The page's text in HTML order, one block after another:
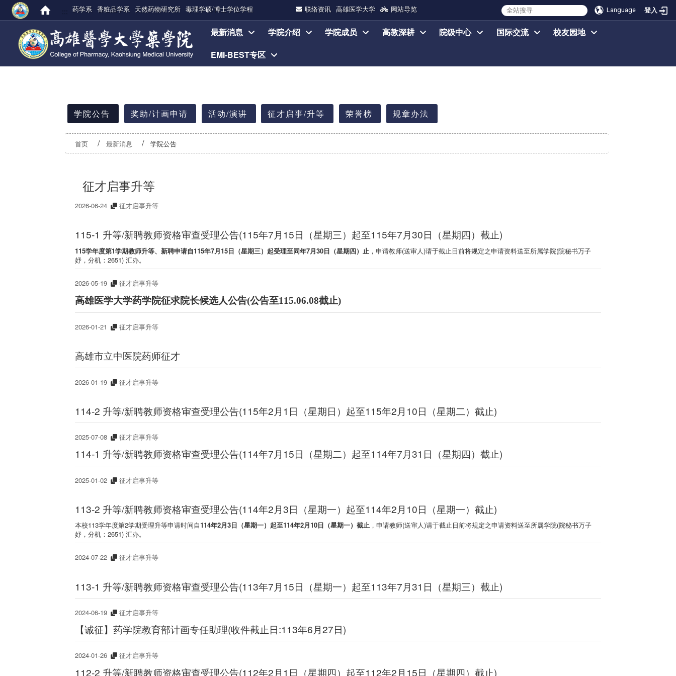
Language 登入
药学系 香粧品学系 天然药物研究所 毒理学硕/博士学位学程 联络资讯 高雄医学大学 网站导览
最新消息 学院介绍 学院成员 高教深耕 院级中心 国际交流
校友园地
EMI-BEST专区
学院公告
奖助/计画申请 活动/演讲 征才启事/升等 荣誉榜 规章办法
首页 最新消息 学院公告
征才启事升等
2026-06-24 征才启事升等
115-1 升等/新聘教师资格审查受理公告(115年7月15日（星期三）起至115年7月30日（星期四）截止)
115学年度第1学期教师升等、新聘申请自115年7月15日（星期三）起受理至同年7月30日（星期四） 止 ，申请教师(送审人)请于截止日前将规定之申请资料送至所属学院(院秘书万子
妤，分机：2651) 汇办。
2026-05-19 征才启事升等
高雄医学大学药学院征求院长候选人公告(公告至115.06.08截止)
2026-01-21 征才启事升等
高雄市立中医院药师征才
2026-01-19 征才启事升等
114-2 升等/新聘教师资格审查受理公告(115年2月1日（星期日）起至115年2月10日（星期二）截止)
2025-07-08 征才启事升等
114-1 升等/新聘教师资格审查受理公告(114年7月15日（星期二）起至114年7月31日（星期四）截止)
2025-01-02 征才启事升等
113-2 升等/新聘教师资格审查受理公告(114年2月3日（星期一）起至114年2月10日（星期一）截止)
本校113学年度第2学期受理升等申请时间自114年2月3日（星期一）起至114年2月10日（星期一）截止 ，申请教师(送审人)请于截止日前将规定之申请资料送至所属学院(院秘书万子
妤，分机：2651) 汇办。
2024-07-22 征才启事升等
113-1 升等/新聘教师资格审查受理公告(113年7月15日（星期一）起至113年7月31日（星期三）截止)
2024-06-19 征才启事升等
【诚征】药学院教育部计画专任助理(收件截止日:113年6月27日)
2024-01-26 征才启事升等
112-2 升等/新聘教师资格审查受理公告(112年2月1日（星期四）起至112年2月15日（星期四）截止)